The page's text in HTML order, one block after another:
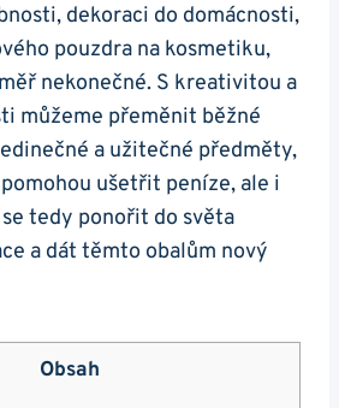
dekoraci do domácnosti,
pouzdra na kosmetiku,
nekonečné. S kreativitou a‌
můžeme přeměnit běžné
a užitečné⁤ předměty,
ušetřit peníze, ale i
tedy ponořit do světa
a dát ‍těmto obalům nový
Obsah